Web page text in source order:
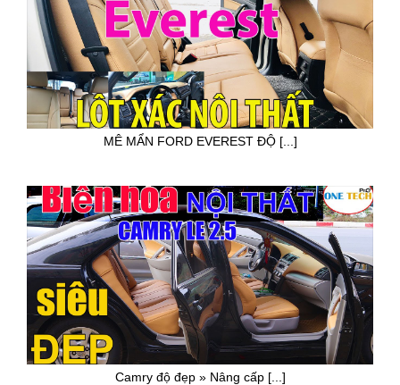
MÊ MẨN FORD EVEREST ĐỘ [...]
Camry độ đẹp » Nâng cấp [...]